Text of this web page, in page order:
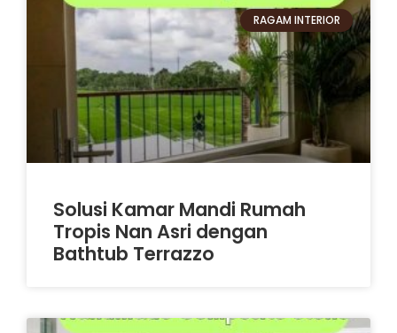
RAGAM INTERIOR
Solusi Kamar Mandi Rumah
Tropis Nan Asri dengan
Bathtub Terrazzo